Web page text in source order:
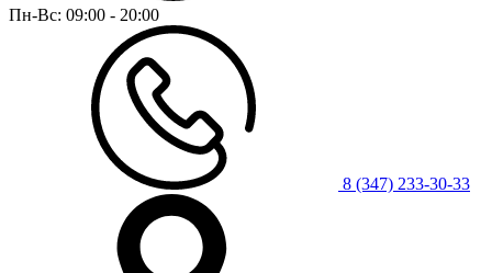
Пн-Вс: 09:00 - 20:00
8 (347) 233-30-33